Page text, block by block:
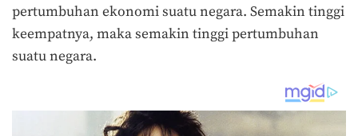
pertumbuhan ekonomi suatu negara. Semakin tinggi
keempatnya, maka semakin tinggi pertumbuhan
suatu negara.